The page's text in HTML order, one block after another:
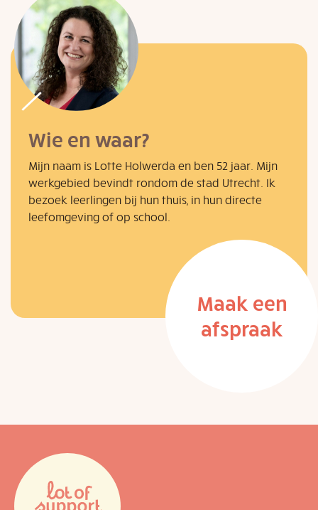
Wie en waar?
Mijn naam is Lotte Holwerda en ben 52 jaar. Mijn
werkgebied bevindt rondom de stad Utrecht. Ik
bezoek leerlingen bij hun thuis, in hun directe
leefomgeving of op school.
Maak een
afspraak